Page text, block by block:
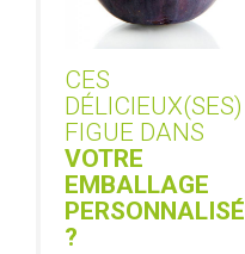
CES
DÉLICIEUX(SES)
FIGUE DANS
VOTRE
EMBALLAGE
PERSONNALISÉ
?